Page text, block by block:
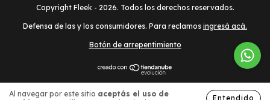
Al navegar por este sitio aceptás el uso de
Entendido
Copyright Fleek - 2026. Todos los derechos reservados.
Defensa de las y los consumidores. Para reclamos ingresá acá.
Botón de arrepentimiento